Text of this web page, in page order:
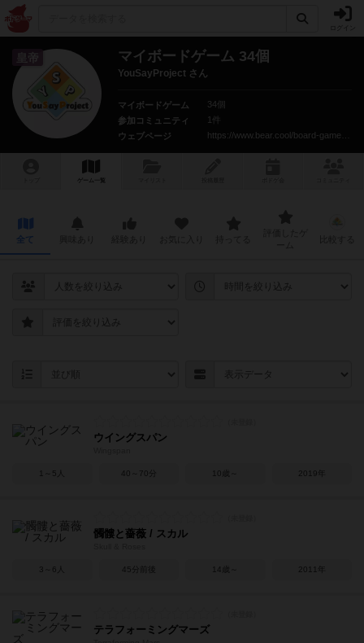
皇帝 マイボードゲーム 34個
YouSayProject さん
マイボードゲーム
34個
参加コミュニティ
1件
ウェブページ
ゲーム一覧
全て
ウイングスパン
1～5人 40～70分 10歳～ 2019年
髑髏と薔薇 / スカル
3～6人 45分前後 14歳～ 2011年
テラフォーミングマーズ